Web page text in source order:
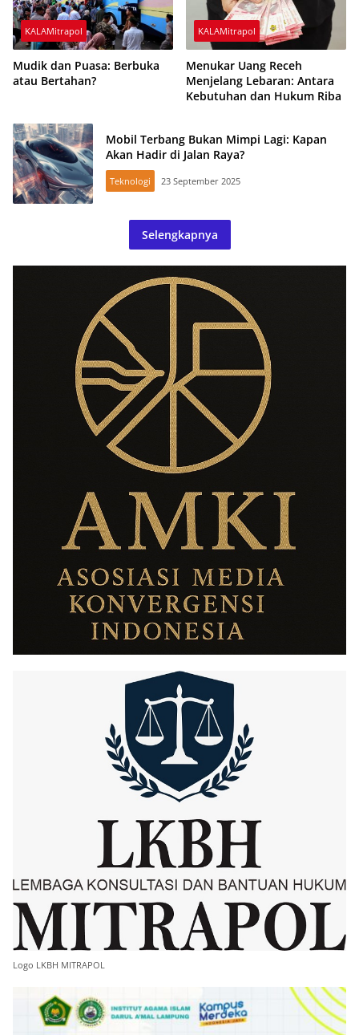
KALAMitrapol
Mudik dan Puasa: Berbuka
atau Bertahan?
KALAMitrapol
Menukar Uang Receh
Menjelang Lebaran: Antara
Kebutuhan dan Hukum Riba
Mobil Terbang Bukan Mimpi Lagi: Kapan
Akan Hadir di Jalan Raya?
Teknologi 23 September 2025
Selengkapnya
Logo LKBH MITRAPOL